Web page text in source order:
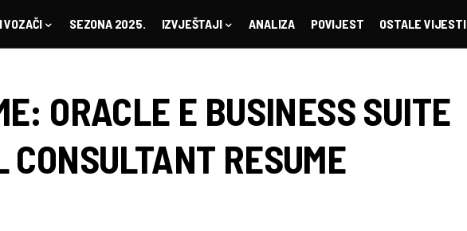
VOZAČI SEZONA 2025. IZVJEŠTAJI ANALIZA POVIJEST OSTALE VIJESTI
ORACLE E BUSINESS SUITE
RESUME